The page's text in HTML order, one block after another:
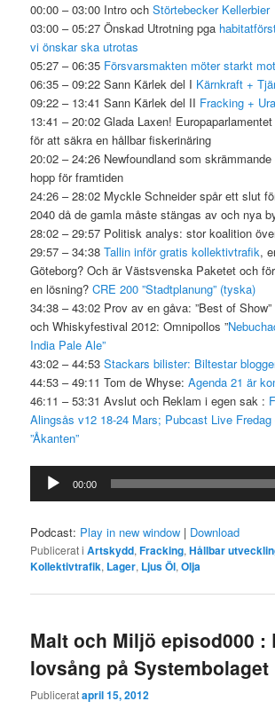
00:00 – 03:00 Intro ochStörtebecker Kellerbier
03:00 – 05:27 Önskad Utrotning pga
vi önskar ska utrotas
05:27 – 06:35 Försvarsmakten möter starkt
06:35 – 09:22 Sann Kärlek del I Kärnkraft +
09:22 – 13:41 Sann Kärlek del II Fracking +
13:41 – 20:02 Glada Laxen!
för att säkra en hållbar fiskerinäring
20:02 – 24:26 Newfoundland som
hopp för framtiden
24:26 – 28:02 Myckle Schneider spår ett slut
2040 då de gamla måste stängas av och nya
28:02 – 29:57 Politisk analys: stor koalition
29:57 – 34:38Tallin inför gratis kollektivtrafik,
Göteborg? Och är Västsvenska Paketet och
en lösning?CRE 200 ”Stadtplanung” (tyska)
34:38 – 43:02 Prov av en gåva: ”Best of
och Whiskyfestival 2012: Omnipollos ”
India Pale Ale”
43:02 – 44:53Stackars bilister: Biltestar
44:53 – 49:11 Tom de Whyse:Agenda 21 är
46:11 – 53:31 Avslut och Reklam i egen sak :
Alingsås v12 18-24 Mars; Pubcast Live
”Åkanten”
Ljudspelare
00:00
Podcast: Play in new window | Download
Publicerat i Artskydd,Fracking,Hållbar
Kollektivtrafik, Lager, Ljus Öl,Olja
Malt och Miljö episod000 :
lovsång på Systembolaget
Publiceratapril 15, 2012